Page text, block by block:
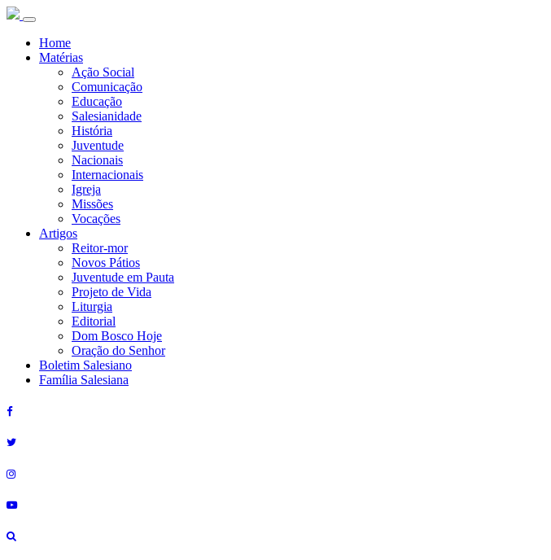
Home
Matérias
Ação Social
Comunicação
Educação
Salesianidade
História
Juventude
Nacionais
Internacionais
Igreja
Missões
Vocações
Artigos
Reitor-mor
Novos Pátios
Juventude em Pauta
Projeto de Vida
Liturgia
Editorial
Dom Bosco Hoje
Oração do Senhor
Boletim Salesiano
Família Salesiana